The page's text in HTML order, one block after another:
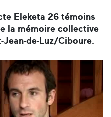
Eleketa 26 témoins
la mémoire collective
Jean-de-Luz/Ciboure.